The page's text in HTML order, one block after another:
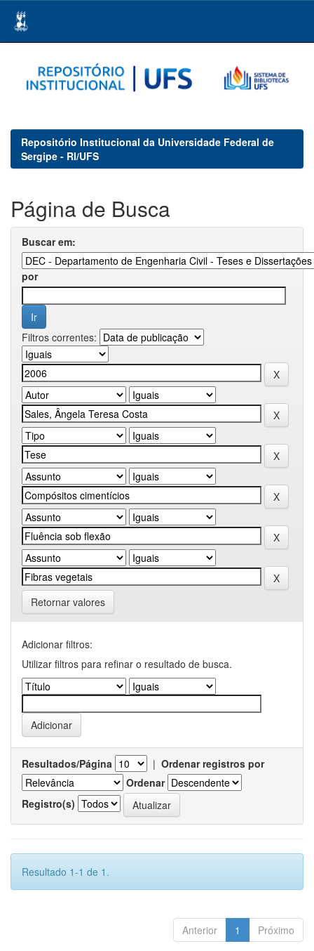
navigation
Repositório Institucional da Universidade Federal de
Sergipe - RI/UFS
Página de Busca
Buscar em:
por
Filtros correntes:
Retornar valores
Adicionar filtros:
Utilizar filtros para refinar o resultado de busca.
Resultados/Página | Ordenar registros por
Ordenar
Registro(s)
Resultado 1-1 de 1.
Anterior 1 Próximo